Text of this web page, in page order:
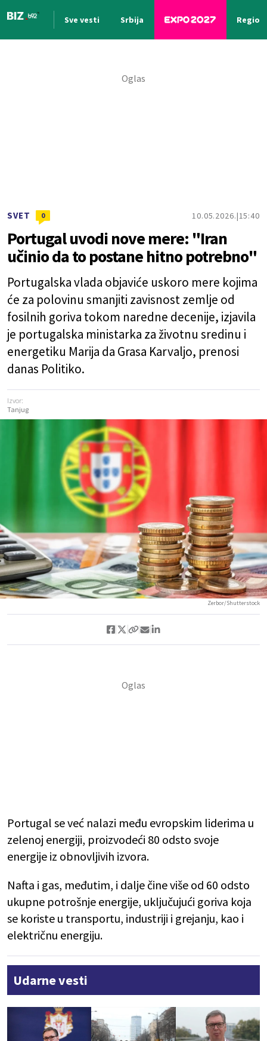
Sve vesti Srbija Region
SVET 0 10.05.2026. 15:40
Portugal uvodi nove mere: "Iran
učinio da to postane hitno potrebno"
Portugalska vlada objaviće uskoro mere kojima
će za polovinu smanjiti zavisnost zemlje od
fosilnih goriva tokom naredne decenije, izjavila
je portugalska ministarka za životnu sredinu i
energetiku Marija da Grasa Karvaljo, prenosi
danas Politiko.
Izvor:
Tanjug
Zerbor/Shutterstock
Portugal se već nalazi među evropskim liderima u
zelenoj energiji, proizvodeći 80 odsto svoje
energije iz obnovljivih izvora.
Nafta i gas, međutim, i dalje čine više od 60 odsto
ukupne potrošnje energije, uključujući goriva koja
se koriste u transportu, industriji i grejanju, kao i
električnu energiju.
Udarne vesti